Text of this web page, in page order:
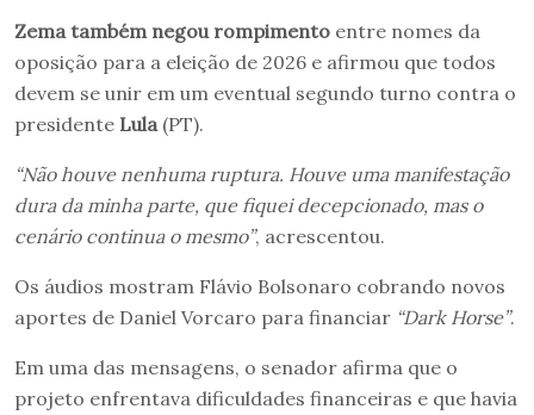
Zema também negou rompimento entre nomes da
oposição para a eleição de 2026 e afirmou que todos
devem se unir em um eventual segundo turno contra o
presidente Lula (PT).
“Não houve nenhuma ruptura. Houve uma manifestação
dura da minha parte, que fiquei decepcionado, mas o
cenário continua o mesmo”, acrescentou.
Os áudios mostram Flávio Bolsonaro cobrando novos
aportes de Daniel Vorcaro para financiar “Dark Horse”.
Em uma das mensagens, o senador afirma que o
projeto enfrentava dificuldades financeiras e que havia